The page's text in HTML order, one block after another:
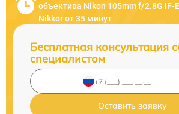
объектива Nikon 105mm f/2.8G IF-
Nikkor от 35 минут
Бесплатная консультация
специалистом
Оставить заявку